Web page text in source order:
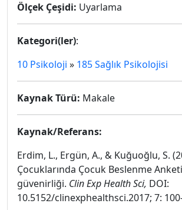
Ölçek Çeşidi: Uyarlama
Kategori(ler):
10 Psikoloji » 185 Sağlık Psikolojisi
Kaynak Türü: Makale
Kaynak/Referans:
Erdim, L., Ergün, A., & Kuğuoğlu, S.
Çocuklarında Çocuk Beslenme
güvenirliği. Clin Exp Health Sci, DOI:
10.5152/clinexphealthsci.2017; 7: